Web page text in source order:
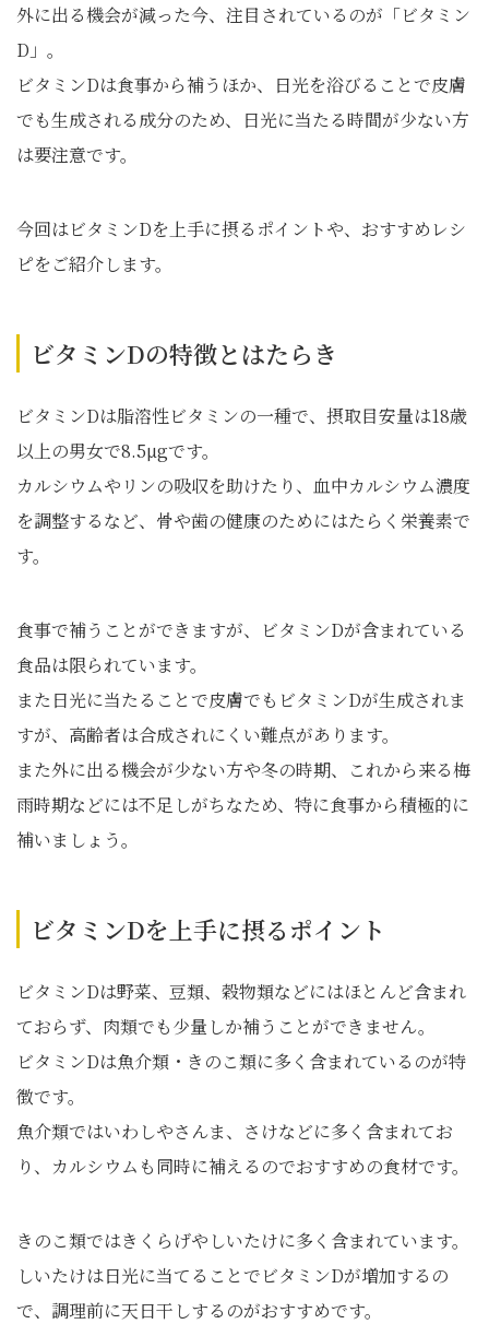
外に出る機会が減った今、注目されているのが「ビタミン
D」。
ビタミンDは食事から補うほか、日光を浴びることで皮膚
でも生成される成分のため、日光に当たる時間が少ない方
は要注意です。
今回はビタミンDを上手に摂るポイントや、おすすめレシ
ピをご紹介します。
ビタミンDの特徴とはたらき
ビタミンDは脂溶性ビタミンの一種で、摂取目安量は18歳
以上の男女で8.5µgです。
カルシウムやリンの吸収を助けたり、血中カルシウム濃度
を調整するなど、骨や歯の健康のためにはたらく栄養素で
す。
食事で補うことができますが、ビタミンDが含まれている
食品は限られています。
また日光に当たることで皮膚でもビタミンDが生成されま
すが、高齢者は合成されにくい難点があります。
また外に出る機会が少ない方や冬の時期、これから来る梅
雨時期などには不足しがちなため、特に食事から積極的に
補いましょう。
ビタミンDを上手に摂るポイント
ビタミンDは野菜、豆類、穀物類などにはほとんど含まれ
ておらず、肉類でも少量しか補うことができません。
ビタミンDは魚介類・きのこ類に多く含まれているのが特
徴です。
魚介類ではいわしやさんま、さけなどに多く含まれてお
り、カルシウムも同時に補えるのでおすすめの食材です。
きのこ類ではきくらげやしいたけに多く含まれています。
しいたけは日光に当てることでビタミンDが増加するの
で、調理前に天日干しするのがおすすめです。